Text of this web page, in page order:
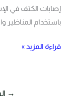
إصابات الكتف في
باستخدام المناظير
قراءة المزيد »
→